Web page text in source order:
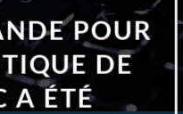
POUR
DE
A ÉTÉ